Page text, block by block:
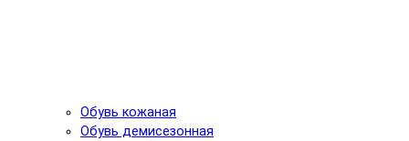
Обувь кожаная
Обувь демисезонная